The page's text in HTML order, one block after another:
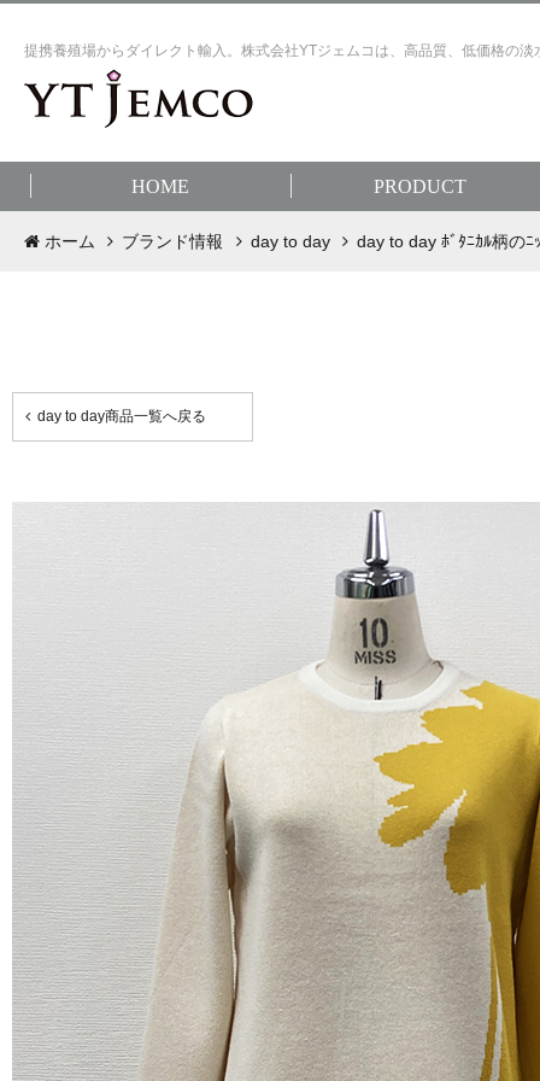
提携養殖場からダイレクト輸入。株式会社YTジェムコは、高品質、低価格の
HOME PRODUCT
ホーム ブランド情報 day to day day to day ﾎﾞﾀﾆｶﾙ柄のﾆ
day to day商品一覧へ戻る